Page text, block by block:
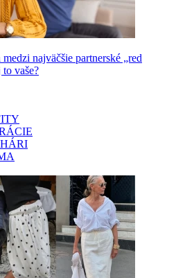
najväčšie partnerské „red
vaše?